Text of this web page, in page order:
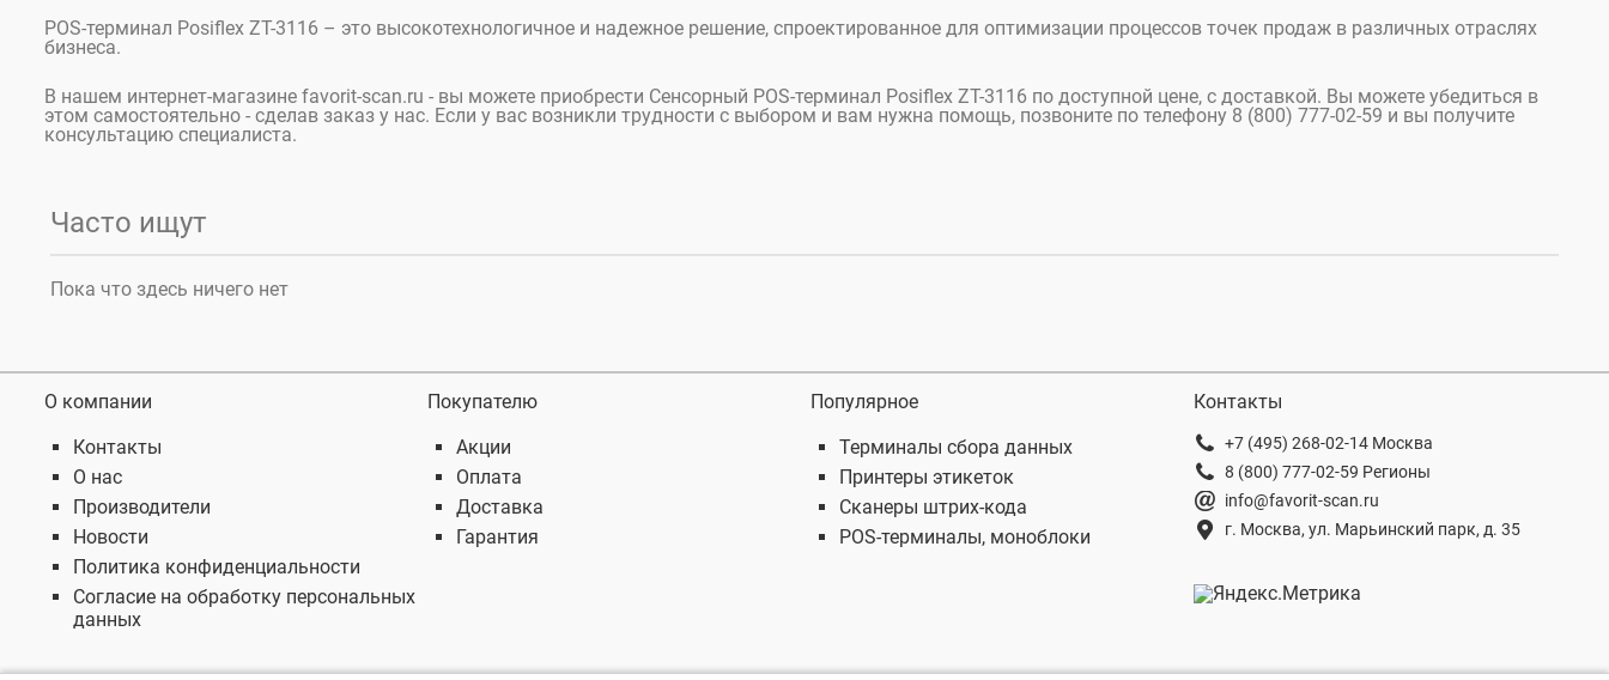
POS-терминал Posiflex ZT-3116 – это высокотехнологичное и надежное решение, спроектированное для оптимизации процессов точек продаж в различных отраслях
бизнеса.
В нашем интернет-магазине favorit-scan.ru - вы можете приобрести Сенсорный POS-терминал Posiflex ZT-3116 по доступной цене, с доставкой. Вы можете убедиться в
этом самостоятельно - сделав заказ у нас. Если у вас возникли трудности с выбором и вам нужна помощь, позвоните по телефону 8 (800) 777-02-59 и вы получите
консультацию специалиста.
Часто ищут
Пока что здесь ничего нет
О компании
Контакты
О нас
Производители
Новости
Политика конфиденциальности
Согласие на обработку персональных
данных
Покупателю
Акции
Оплата
Доставка
Гарантия
Популярное
Терминалы сбора данных
Принтеры этикеток
Сканеры штрих-кода
POS-терминалы, моноблоки
Контакты
+7 (495) 268-02-14 Москва
8 (800) 777-02-59 Регионы
info@favorit-scan.ru
г. Москва, ул. Марьинский парк, д. 35